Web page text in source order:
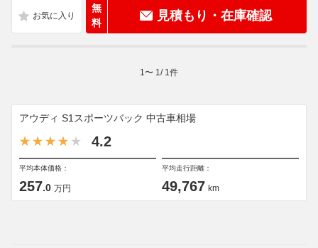
無
料
見積もり・在庫確認
1 〜 1 / 1 件
アウディ S1スポーツバック 中古車相場
4.2
平均本体価格：
257.0 万円
平均走行距離：
49,767 km